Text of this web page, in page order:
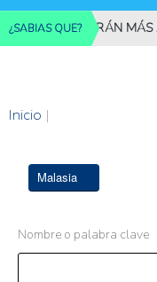
¿SABIAS QUE?
REQUERIRÁN MÁS
Inicio |
Malasia
Nombre o palabra clave